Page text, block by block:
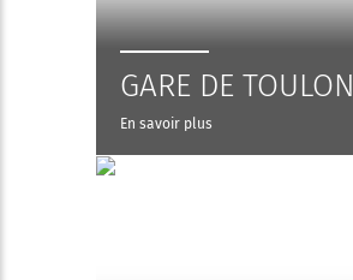
GARE DE TOULON
En savoir plus